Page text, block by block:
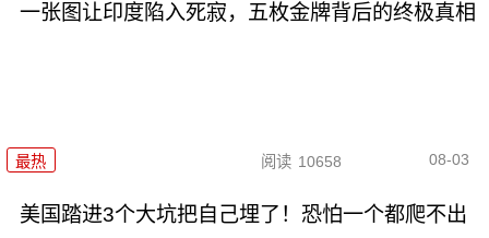
一张图让印度陷入死寂，五枚金牌背后的终极真相
最热 阅读 10658 08-03
美国踏进3个大坑把自己埋了！恐怕一个都爬不出